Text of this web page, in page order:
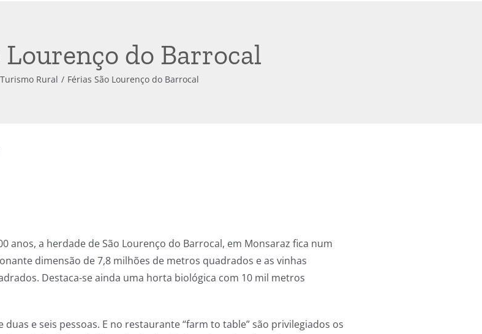
Lourenço do Barrocal
Rural Férias São Lourenço do Barrocal
anos, a herdade de São Lourenço do Barrocal, em Monsaraz fica num
dimensão de 7,8 milhões de metros quadrados e as vinhas
Destaca-se ainda uma horta biológica com 10 mil metros
e seis pessoas. E no restaurante “farm to table” são privilegiados os